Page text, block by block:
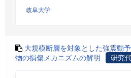
岐阜大学
大規模断層を対象とした強震動
物の損傷メカニズムの解明
研究